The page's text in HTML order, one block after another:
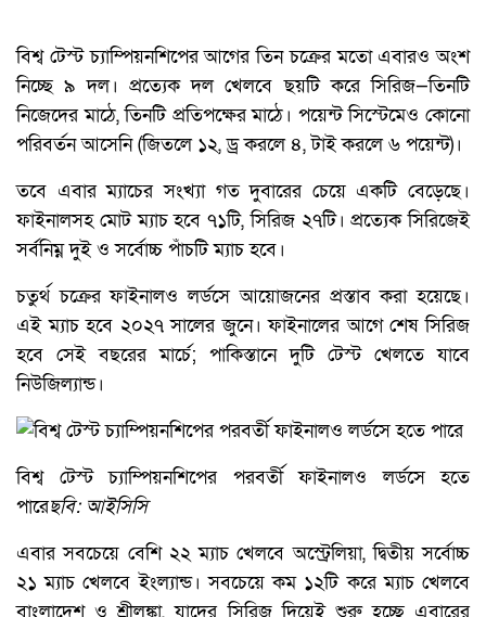
বিশ্ব টেস্ট চ্যাম্পিয়নশিপের আগের তিন চক্রের মতো এবারও অংশ
নিচ্ছে ৯ দল। প্রত্যেক দল খেলবে ছয়টি করে সিরিজ—তিনটি
নিজেদের মাঠে, তিনটি প্রতিপক্ষের মাঠে। পয়েন্ট সিস্টেমেও কোনো
পরিবর্তন আসেনি (জিতলে ১২, ড্র করলে ৪, টাই করলে ৬ পয়েন্ট)।
তবে এবার ম্যাচের সংখ্যা গত দুবারের চেয়ে একটি বেড়েছে।
ফাইনালসহ মোট ম্যাচ হবে ৭১টি, সিরিজ ২৭টি। প্রত্যেক সিরিজেই
সর্বনিম্ন দুই ও সর্বোচ্চ পাঁচটি ম্যাচ হবে।
চতুর্থ চক্রের ফাইনালও লর্ডসে আয়োজনের প্রস্তাব করা হয়েছে।
এই ম্যাচ হবে ২০২৭ সালের জুনে। ফাইনালের আগে শেষ সিরিজ
হবে সেই বছরের মার্চে; পাকিস্তানে দুটি টেস্ট খেলতে যাবে
নিউজিল্যান্ড।
বিশ্ব টেস্ট চ্যাম্পিয়নশিপের পরবর্তী ফাইনালও লর্ডসে হতে
পারেছবি: আইসিসি
এবার সবচেয়ে বেশি ২২ ম্যাচ খেলবে অস্ট্রেলিয়া, দ্বিতীয় সর্বোচ্চ
২১ ম্যাচ খেলবে ইংল্যান্ড। সবচেয়ে কম ১২টি করে ম্যাচ খেলবে